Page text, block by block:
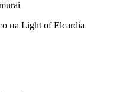
на Light of Elcardia